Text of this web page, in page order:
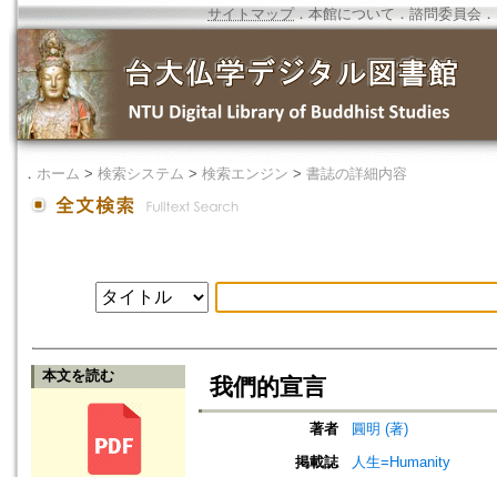
サイトマップ．本館について ． 諮問委員会 ．
． ホーム > 検索システム > 検索エンジン > 書誌の詳細内容
本文を読む 我們的宣言
著者
圓明 (著)
掲載誌
人生=Humanity